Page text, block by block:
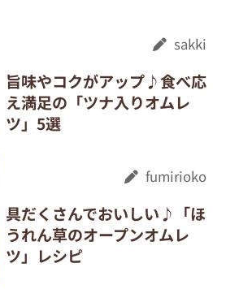
sakki
旨味やコクがアップ♪食べ応
え満足の「ツナ入りオムレ
ツ」5選
fumirioko
具だくさんでおいしい♪「ほ
うれん草のオープンオムレ
ツ」レシピ